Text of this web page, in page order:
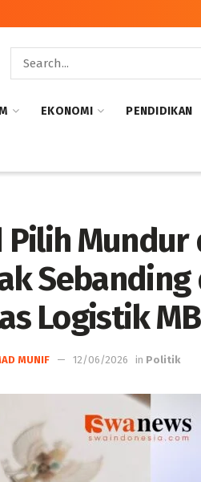
EKONOMI PENDIDIKAN
Pilih Mundur
Logistik
MUNIF 12/06/2026 in Politik